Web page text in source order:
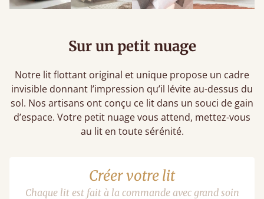
Sur un petit nuage
Notre lit flottant original et unique propose un cadre
invisible donnant l’impression qu’il lévite au-dessus du
sol. Nos artisans ont conçu ce lit dans un souci de gain
d’espace. Votre petit nuage vous attend, mettez-vous
au lit en toute sérénité.
Créer votre lit
Chaque lit est fait à la commande avec grand soin